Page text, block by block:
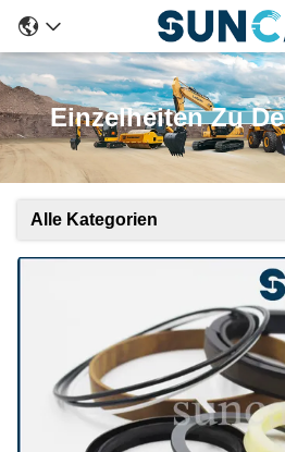
Einzelheiten Zu
Alle Kategorien